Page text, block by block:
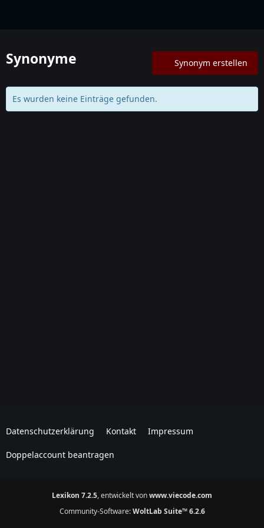
Synonyme Synonym erstellen
Es wurden keine Einträge gefunden.
Datenschutzerklärung Kontakt Impressum
Doppelaccount beantragen
Lexikon 7.2.5, entwickelt vonwww.viecode.com
Community-Software:WoltLab Suite™ 6.2.6